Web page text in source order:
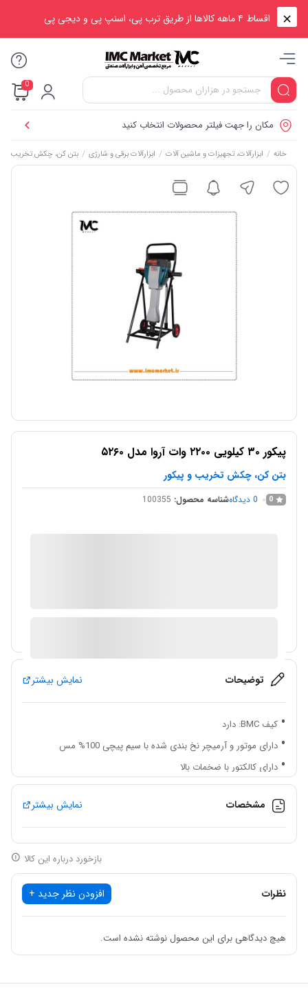
اقساط ۴ ماهه کالاها از طریق ترب پی، اسنپ پی و دیجی پی
0
مکان را جهت فیلتر محصولات انتخاب کنید
خانه / ابزارآلات، تجهیزات و ماشین آلات / ابزارآلات برقی و شارژی / بتن کن، چکش تخریب و
پیکور ۳۰ کیلویی ۲۲۰۰ وات آروا مدل ۵۲۶۰
بتن کن، چکش تخریب و پیکور
0
0 دیدگاهشناسه محصول: 100355
توضیحات نمایش بیشتر
کیف BMC: دارد
دارای موتور و آرمیچر نخ بندی شده با سیم پیچی 100% مس
دارای کالکتور با ضخمات بالا
دارای سیستم قطع کن اتوماتیک در صورت پیش آمدن مشکل و نیاز به
سرویس
دارای بدنه تمام فلزی مستحکم
سنگین
دارای دسته جانبی جدا شونده
دارای کیف BMC چرخ دار به منظور سهولت در جا به جایی
دارای کلید و سیلندر مستحکم و صنعتی به منظور تولید ضریات سنگین
مشخصات نمایش بیشتر
بازخورد درباره این کالا
نظرات افزودن نظر جدید +
هیچ دیدگاهی برای این محصول نوشته نشده است.